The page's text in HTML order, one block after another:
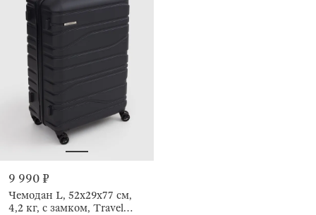
9 990 ₽
Чемодан L, 52х29х77 см,
4,2 кг, с замком, Travel